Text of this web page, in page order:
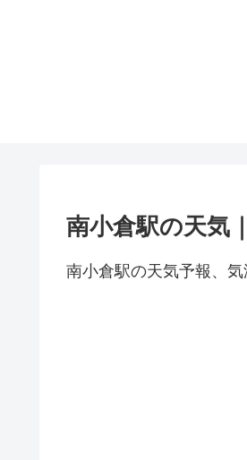
南小倉駅の天気
南小倉駅の天気予報、